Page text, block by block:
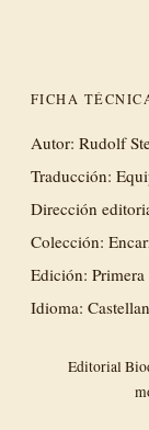
FICHA
Autor: Rudolf
Traducción:
Dirección
Colección:
Edición: Primera
Idioma:
Editorial